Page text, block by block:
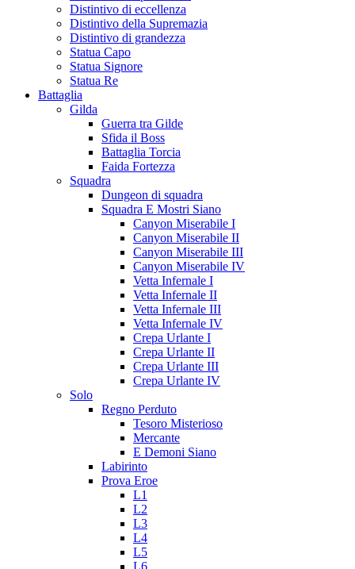
Distintivo di eccellenza
Distintivo della Supremazia
Distintivo di grandezza
Statua Capo
Statua Signore
Statua Re
Battaglia
Gilda
Guerra tra Gilde
Sfida il Boss
Battaglia Torcia
Faida Fortezza
Squadra
Dungeon di squadra
Squadra E Mostri Siano
Canyon Miserabile I
Canyon Miserabile II
Canyon Miserabile III
Canyon Miserabile IV
Vetta Infernale I
Vetta Infernale II
Vetta Infernale III
Vetta Infernale IV
Crepa Urlante I
Crepa Urlante II
Crepa Urlante III
Crepa Urlante IV
Solo
Regno Perduto
Tesoro Misterioso
Mercante
E Demoni Siano
Labirinto
Prova Eroe
L1
L2
L3
L4
L5